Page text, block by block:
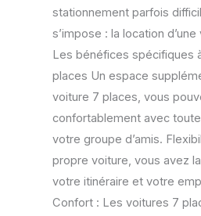
stationnement parfois
s’impose : la location
Les bénéfices spécifiques
places Un espace
voiture 7 places, vous
confortablement avec
votre groupe d’amis.
propre voiture, vous avez
votre itinéraire et votre
Confort : Les voitures 7